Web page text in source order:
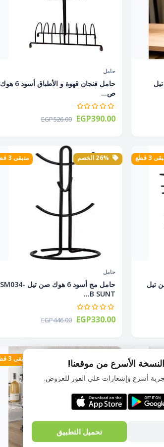
صن تيل
حامل
حامل فنجان قهوة و الأطباق أسود 6 هوك
ص...
EGP526.00 EGP390.00
3 قطع
2 دور صن تيل
متبقى 3 قطع
حامل
حامل مج أسود 6 هوك صن تيل SM034-
B SUNT...
EGP446.00 EGP330.00
3 قطع متبقى 3 قطع الأسرع من موقعنا!
أسرع وإشعارات على الفور للعروض.
تحميل التطبيق